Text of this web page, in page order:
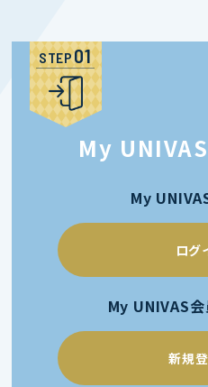
STEP
My
My
ログ
My UNIVAS
新規